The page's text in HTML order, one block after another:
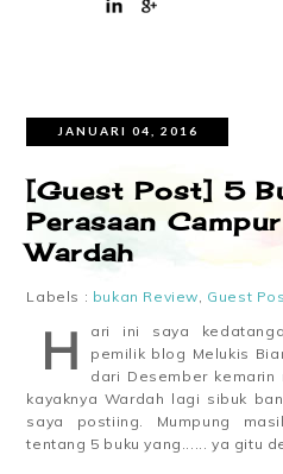
JANUARI 04, 2016
[Guest Post] 5
Perasaan
Wardah
Labels : bukan Review, Guest
H
ari ini saya
pemilik blog Melukis
dari Desember
kayaknya Wardah lagi sibuk
saya postiing. Mumpung
tentang 5 buku yang...... ya gitu